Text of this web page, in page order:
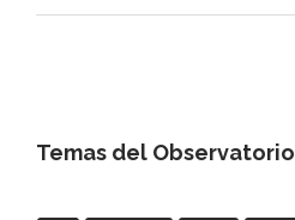
Orgánica del#BCRA
Temas del Observatorio